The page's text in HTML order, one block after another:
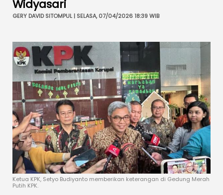
Widyasari
GERY DAVID SITOMPUL | SELASA, 07/04/2026 18:39 WIB
Ketua KPK, Setyo Budiyanto memberikan keterangan di Gedung Merah
Putih KPK.